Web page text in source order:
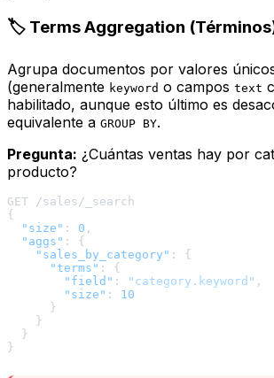
🏷️ Terms Aggregation
Agrupa documentos por valores
(generalmente keyword o campos text
habilitado, aunque esto último es
equivalente a GROUP BY.
Pregunta: ¿Cuántas ventas hay por
producto?
{
"size" : 0 ,
"aggs" :
{
"sales_by_category" :
{
"terms" :
{
"field" : "category.keyword" ,
"size" :
10
}
}
}
}